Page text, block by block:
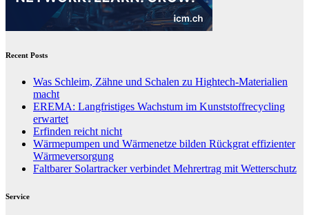
Recent Posts
Was Schleim, Zähne und Schalen zu Hightech-Materialien
macht
EREMA: Langfristiges Wachstum im Kunststoffrecycling
erwartet
Erfinden reicht nicht
Wärmepumpen und Wärmenetze bilden Rückgrat effizienter
Wärmeversorgung
Faltbarer Solartracker verbindet Mehrertrag mit Wetterschutz
Service